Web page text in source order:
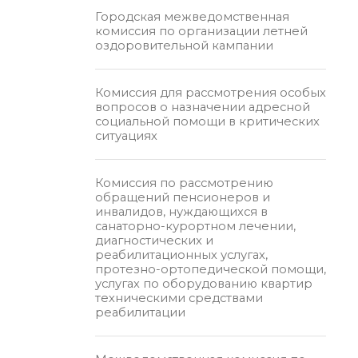
Городская межведомственная
комиссия по организации летней
оздоровительной кампании
Комиссия для рассмотрения особых
вопросов о назначении адресной
социальной помощи в критических
ситуациях
Комиссия по рассмотрению
обращений пенсионеров и
инвалидов, нуждающихся в
санаторно-курортном лечении,
диагностических и
реабилитационных услугах,
протезно-ортопедической помощи,
услугах по оборудованию квартир
техническими средствами
реабилитации